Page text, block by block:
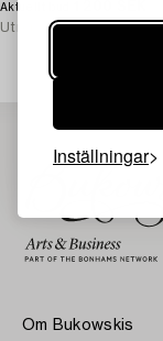
Inställningar
Aktuellt bud
Utropspris 2 500 SEK
Om Bukowskis